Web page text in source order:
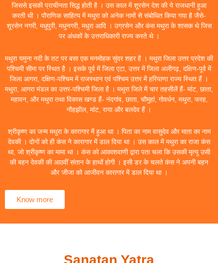
जिससे इसकी प्राचीनता सिद्ध होती है । उस काल में शूरसेन देश की ये राजधानी हुआ
करती थी । पौराणिक साहित्य में मथुरा को अनेक नामों से संबोधित किया गया है जैसे-
शूरसेन नगरी, मधुपुरी, मधुनगरी, मधुरा आदि । उग्रसेन और कंस मथुरा के शासक थे जिस
पर अंधकों के उत्तराधिकारी राज्य करते थे ।
मथुरा यमुना नदी के तट पर बसा एक मनमोहक सुंदर शहर है । मथुरा जिला उत्तर प्रदेश की
पश्चिमी सीमा पर स्थित है । इसके पूर्व में जिला एटा, उत्तर में जिला अलीगढ़, दक्षिण-पूर्व में
जिला आगरा, दक्षिण-पश्चिम में राजस्थान एवं पश्चिम उत्तर में हरियाणा राज्य स्थित हैं ।
मथुरा, आगरा मंडल का उत्तर-पश्चिमी जिला है । मथुरा जिले में चार तहसीलें हैं- मांट, छाता,
महावन, और मथुरा तथा विकास खण्ड हैं- नंदगांव, छाता, चौमुहां, गोवर्धन, मथुरा, फरह,
नौहझील, मांट, राया और बलदेव हैं ।
श्रीकृष्ण का जन्म मथुरा के कारागार में हुआ था । पिता का नाम वासुदेव और माता का नाम
देवकी । दोनों को ही कंस ने कारागार में डाल दिया था । उस काल में मथुरा का राजा कंस
था, जो श्रीकृष्ण का मामा था । कंस को आकाशवाणी द्वारा पता चला कि उसकी मृत्यु उसी
की बहन देवकी की आठवीं संतान के हाथों होगी । इसी डर के चलते कंस ने अपनी बहन
और जीजा को आजीवन कारागार में डाल दिया था ।
Know more
Sanatan Yatra